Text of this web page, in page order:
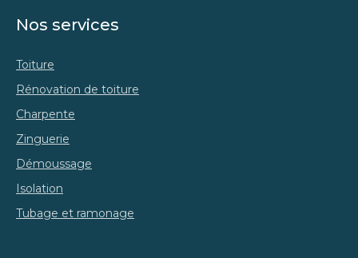
Nos services
Toiture
Rénovation de toiture
Charpente
Zinguerie
Démoussage
Isolation
Tubage et ramonage